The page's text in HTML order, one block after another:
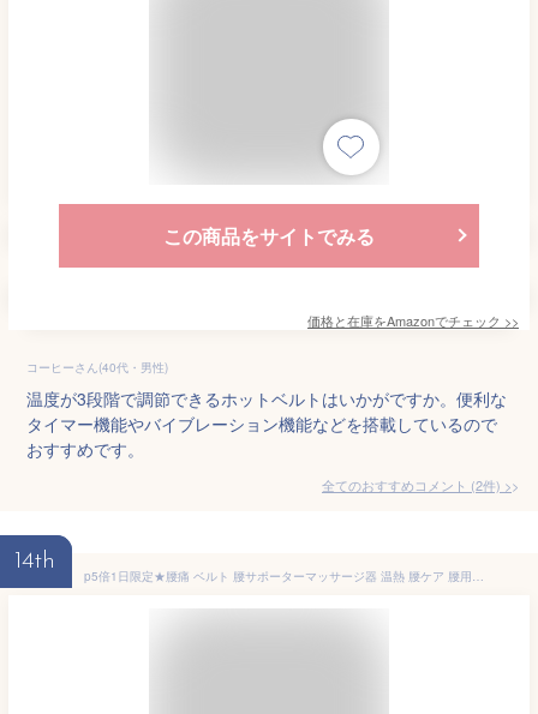
この商品をサイトでみる
価格と在庫をAmazonでチェック >>
コーヒーさん(40代・男性)
温度が3段階で調節できるホットベルトはいかがですか。便利な
タイマー機能やバイブレーション機能などを搭載しているので
おすすめです。
全てのおすすめコメント (2件) >
14th
p5倍1日限定★腰痛 ベルト 腰サポーターマッサージ器 温熱 腰ケア 腰用温熱ベルト 3段階温度調整 お腹 温熱治療器 温め帯 家庭用 温熱マット お腹用 温熱 シート 温熱パッド 温熱 ヒーター 腹巻 あっためたい ポカポカ 生理痛 腰痛